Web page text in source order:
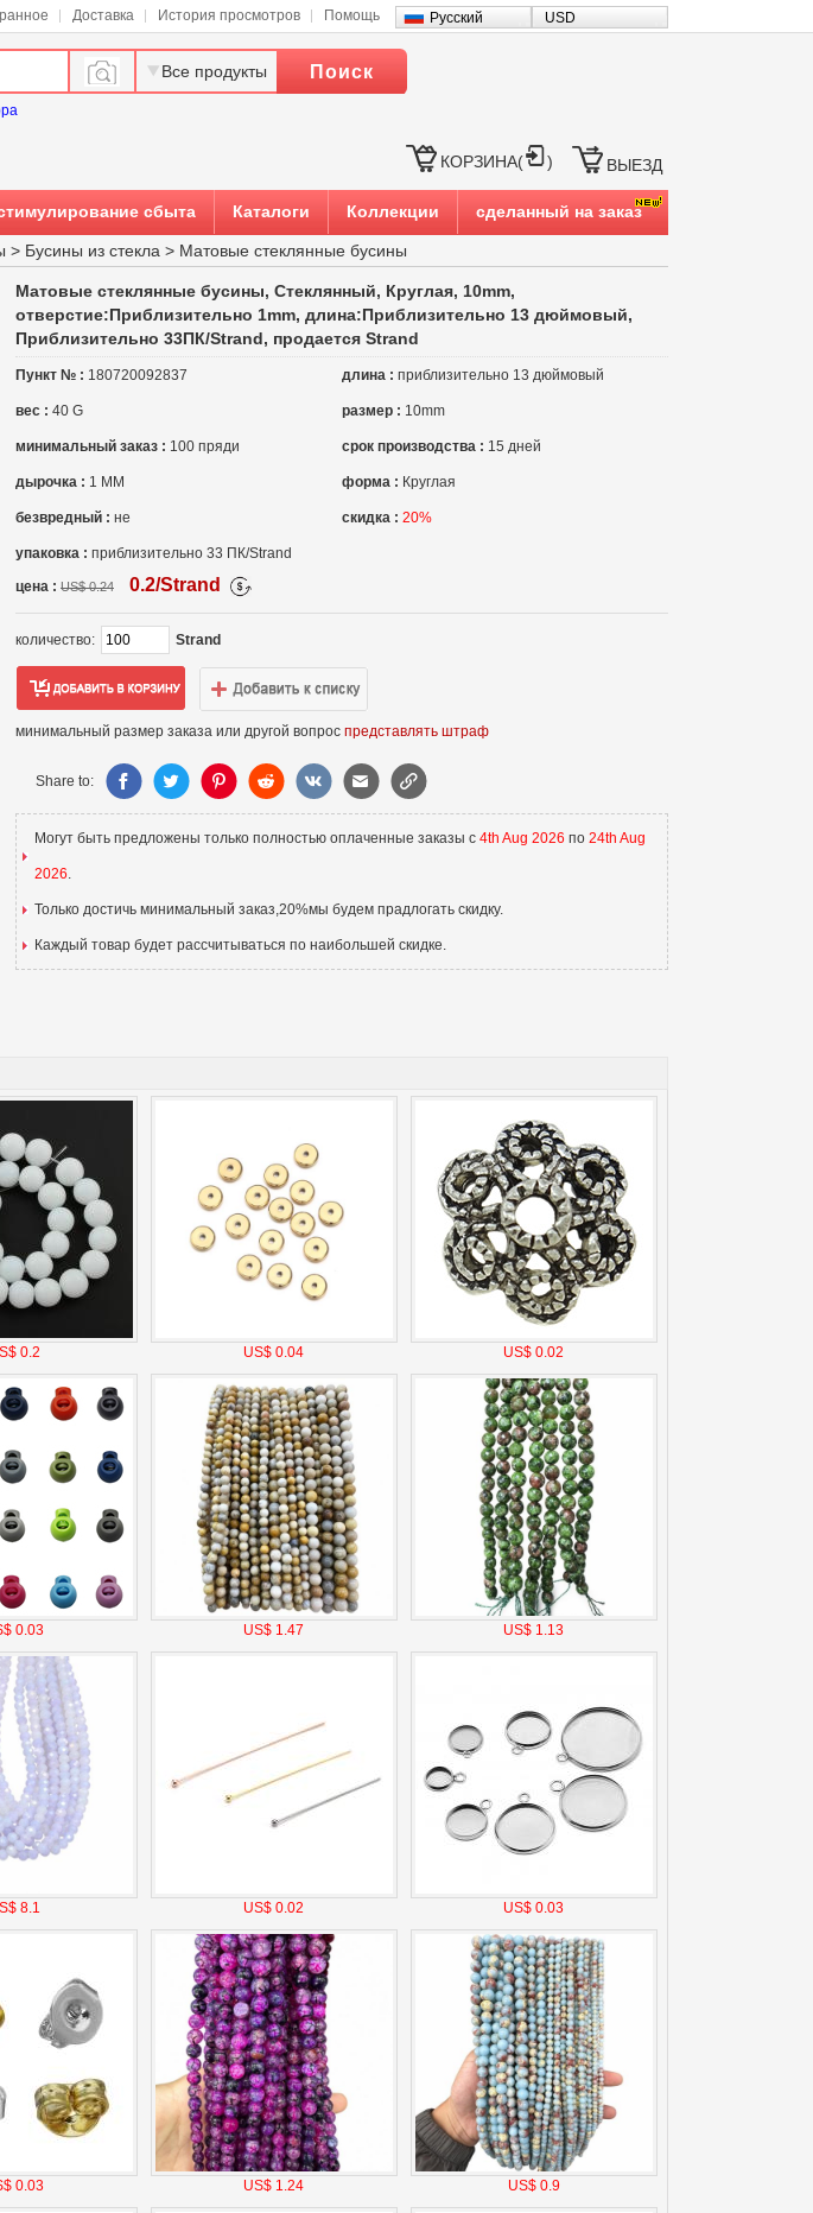
Доставка История просмотров Помощь Русский USD
Все продукты Поиск
КОРЗИНА( ) ВЫЕЗД
сбыта Каталоги Коллекции сделанный на заказ
> Бусины из стекла > Матовые стеклянные бусины
Матовые стеклянные бусины, Стеклянный, Круглая, 10mm,
отверстие:Приблизительно 1mm, длина:Приблизительно 13 дюймовый,
Приблизительно 33ПК/Strand, продается Strand
Пункт № : 180720092837 длина : приблизительно 13 дюймовый
вес : 40 G размер : 10mm
минимальный заказ : 100 пряди срок производства : 15 дней
дырочка : 1 MM форма : Круглая
безвредный : не скидка : 20%
упаковка : приблизительно 33 ПК/Strand
цена : US$ 0.24 0.2/Strand
количество: Strand
минимальный размер заказа или другой вопрос представлять штраф
Share to:
Могут быть предложены только полностью оплаченные заказы с 4th Aug 2026 по 24th Aug
2026.
Только достичь минимальный заказ,20%мы будем прадлогать скидку.
Каждый товар будет рассчитываться по наибольшей скидке.
0.2 US$ 0.04 US$ 0.02
0.03 US$ 1.47 US$ 1.13
8.1 US$ 0.02 US$ 0.03
0.03 US$ 1.24 US$ 0.9